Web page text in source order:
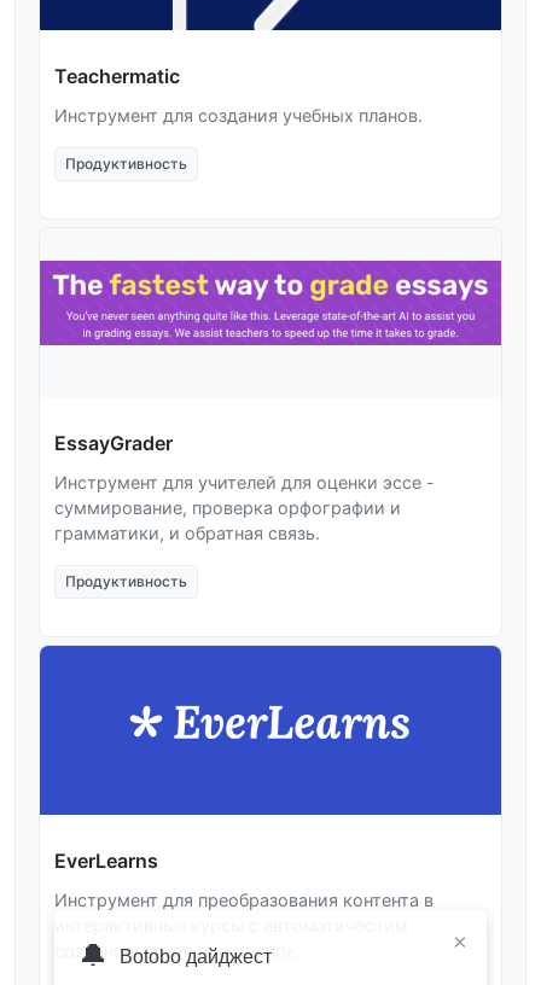
Teachermatic
Инструмент для создания учебных планов.
Продуктивность
EssayGrader
Инструмент для учителей для оценки эссе -
суммирование, проверка орфографии и
грамматики, и обратная связь.
Продуктивность
EverLearns
Инструмент для преобразования контента в
созданием уроков и оценок.
×
🔔 Botobo дайджест